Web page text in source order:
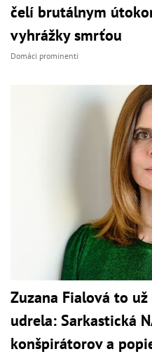
čelí brutálnym
vyhrážky smrťou
Domáci prominenti
Zuzana Fialová to
udrela: Sarkastická
konšpirátorov a